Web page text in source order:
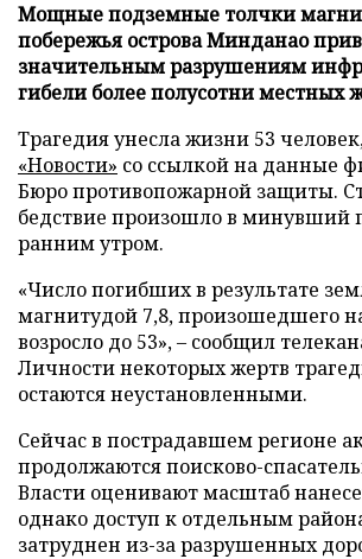
Мощные подземные толчки
побережья острова Минданао
значительным разрушениям
гибели более полусотни местных
Трагедия унесла жизни 53
«Новости» со ссылкой на данные
Бюро противопожарной защиты.
бедствие произошло в минувший
ранним утром.
«Число погибших в результате
магнитудой 7,8, произошедшего
возросло до 53», – сообщил
Личности некоторых жертв
остаются неустановленными.
Сейчас в пострадавшем регионе
продолжаются поисково-
Власти оценивают масштаб
однако доступ к отдельным
затруднен из-за разрушенных